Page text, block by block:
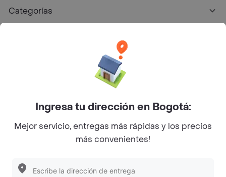
Categorías
Facebook
Twitter
Instagram
©2026Rappi Inc. All rights reserved.
Ingresa tu dirección en Bogotá:
Mejor servicio, entregas más rápidas y los precios
más convenientes!